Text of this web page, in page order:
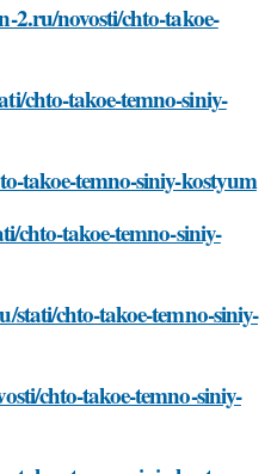
2.ru/novosti/chto-takoe-
chto-takoe-temno-siniy-
takoe-temno-siniy-kostyum
chto-takoe-temno-siniy-
stati/chto-takoe-temno-siniy-
chto-takoe-temno-siniy-